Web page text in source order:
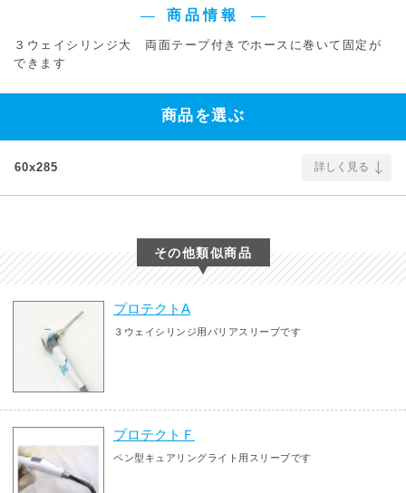
商品情報
３ウェイシリンジ大 両面テープ付きでホースに巻いて固定が
できます
商品を選ぶ
60x285 詳しく見る
その他類似商品
プロテクトA
３ウェイシリンジ用バリアスリーブです
プロテクトＦ
ペン型キュアリングライト用スリーブです